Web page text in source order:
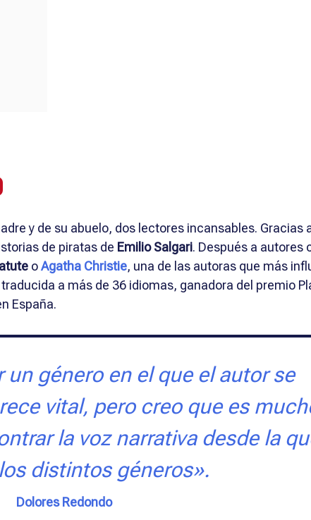
y de su abuelo, dos lectores incansables. Gracias
de piratas de Emilio Salgari. Después a autores
oAgatha Christie, una de las autoras que más
a más de 36 idiomas, ganadora del premio
España.
un género en el que el autor se
vital, pero creo que es
la voz narrativa desde la
distintos géneros».
Dolores Redondo